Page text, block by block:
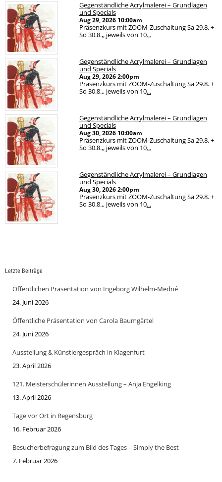
Gegenständliche Acrylmalerei – Grundlagen
und Specials
Aug 29, 2026 10:00am
Präsenzkurs mit ZOOM-Zuschaltung Sa 29.8. +
So 30.8.,, jeweils von 10...
Gegenständliche Acrylmalerei – Grundlagen
und Specials
Aug 29, 20262:00pm
Präsenzkurs mit ZOOM-Zuschaltung Sa 29.8. +
So 30.8.,, jeweils von 10...
Gegenständliche Acrylmalerei – Grundlagen
und Specials
Aug 30, 2026 10:00am
Präsenzkurs mit ZOOM-Zuschaltung Sa 29.8. +
So 30.8.,, jeweils von 10...
Gegenständliche Acrylmalerei – Grundlagen
und Specials
Aug 30, 20262:00pm
Präsenzkurs mit ZOOM-Zuschaltung Sa 29.8. +
So 30.8.,, jeweils von 10...
Letzte Beiträge
Öffentlichen Präsentation von Ingeborg Wilhelm-Medné
24. Juni 2026
Öffentliche Präsentation von Carola Baumgärtel
24. Juni 2026
Ausstellung & Künstlergespräch in Klagenfurt
23. April 2026
121. Meisterschülerinnen Ausstellung – Anja Engelking
13. April 2026
Tage vor Ort in Regensburg
16. Februar 2026
Besucherbefragung zum Bild des Tages – Simply the Best
7. Februar 2026